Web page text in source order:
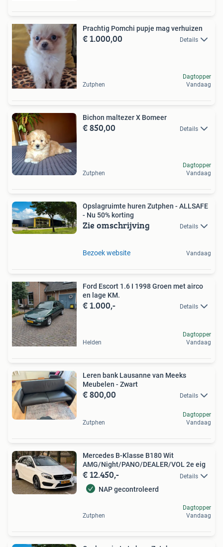
Prachtig Pomchi pupje mag verhuizen
€ 1.000,00 Details
Zutphen
Dagtopper
Vandaag
Bichon maltezer X Bomeer
€ 850,00 Details
Zutphen
Dagtopper
Vandaag
Opslagruimte huren Zutphen - ALLSAFE
- Nu 50% korting
Zie omschrijving Details
Bezoek website Vandaag
Ford Escort 1.6 I 1998 Groen met airco
en lage KM.
€ 1.000,- Details
Helden
Dagtopper
Vandaag
Leren bank Lausanne van Meeks
Meubelen - Zwart
€ 800,00 Details
Zutphen
Dagtopper
Vandaag
Mercedes B-Klasse B180 Wit
AMG/Night/PANO/DEALER/VOL 2e eig
€ 12.450,- Details
NAP gecontroleerd
Zutphen
Dagtopper
Vandaag